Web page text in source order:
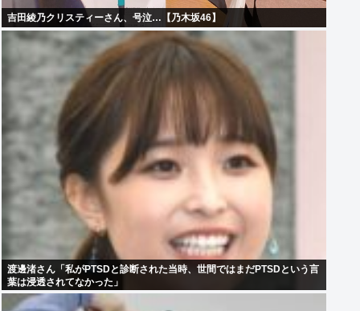
吉田綾乃クリスティーさん、号泣…【乃木坂46】
渡邊渚さん「私がPTSDと診断された当時、世間ではまだPTSDという言
葉は浸透されてなかった」